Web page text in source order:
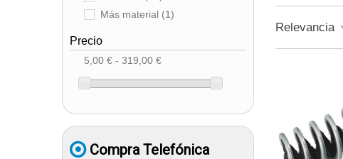
Más material (1)
Precio
5,00 € - 319,00 €
Compra Telefónica
Relevancia